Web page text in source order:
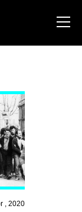
, 2020